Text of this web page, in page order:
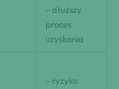
– dłuższy
proces
uzyskania
– ryzyko